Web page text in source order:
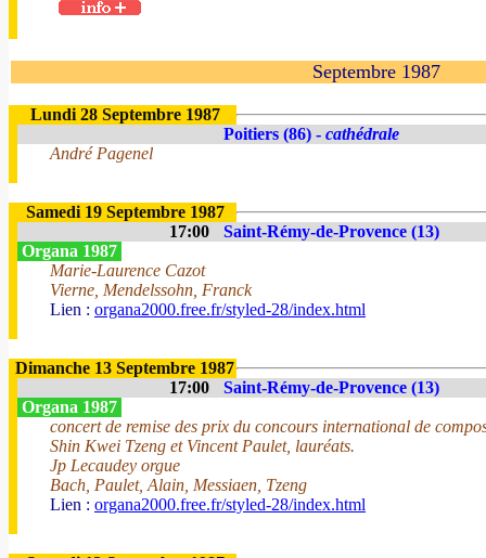
Septembre 1987
Lundi 28 Septembre 1987
Poitiers (86) - cathédrale
André Pagenel
Samedi 19 Septembre 1987
17:00
Saint-Rémy-de-Provence (13)
Organa 1987
Marie-Laurence Cazot
Vierne, Mendelssohn, Franck
Lien : organa2000.free.fr/styled-28/index.html
Dimanche 13 Septembre 1987
17:00
Saint-Rémy-de-Provence (13)
Organa 1987
concert de remise des prix du concours international de
Shin Kwei Tzeng et Vincent Paulet, lauréats.
Jp Lecaudey orgue
Bach, Paulet, Alain, Messiaen, Tzeng
Lien : organa2000.free.fr/styled-28/index.html